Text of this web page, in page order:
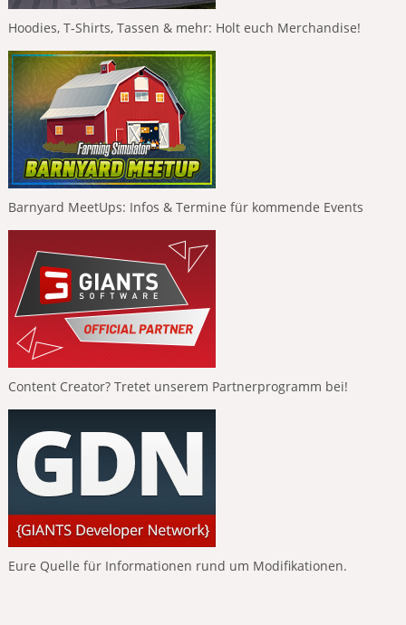
Hoodies, T-Shirts, Tassen & mehr: Holt euch Merchandise!
Barnyard MeetUps: Infos & Termine für kommende Events
Content Creator? Tretet unserem Partnerprogramm bei!
Eure Quelle für Informationen rund um Modifikationen.